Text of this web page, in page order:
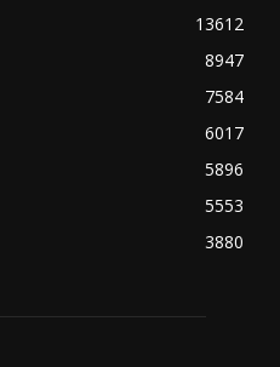
13612
8947
7584
6017
5896
5553
3880